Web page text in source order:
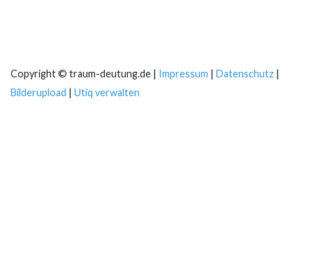
Copyright © traum-deutung.de | Impressum | Datenschutz |
Bilderupload | Utiq verwalten